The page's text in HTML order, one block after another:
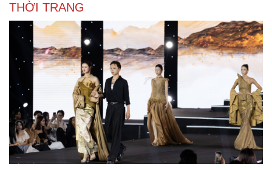
Sức khỏe
Dinh dưỡng - món ngon
Cây thuốc
Sản phụ khoa
Nhi khoa
Đời sống
Nhà đẹp
Blog
Tình yêu - Gia đình
THỜI TRANG